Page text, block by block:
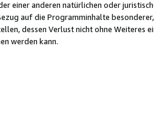
einer anderen natürlichen oder
auf die Programminhalte
dessen Verlust nicht ohne Weiteres
werden kann.